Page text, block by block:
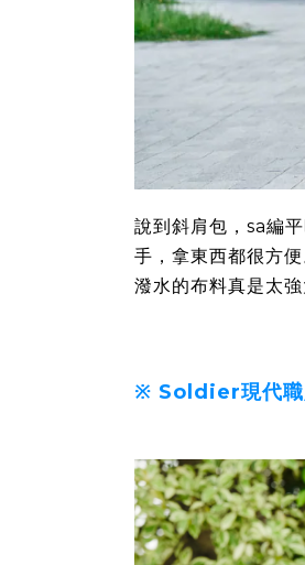
說到斜肩包，sa編
手，拿東西都很方
潑水的布料真是太
※ Soldier現代職